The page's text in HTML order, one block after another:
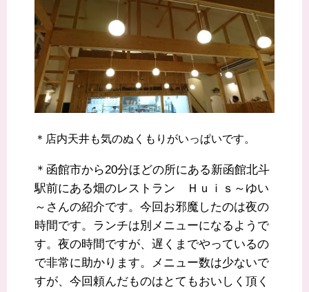
＊店内天井も気のぬくもりがいっぱいです。
＊函館市から20分ほどの所にある新函館北斗
駅前にある畑のレストラン Ｈｕｉｓ～ゆい
～さんの紹介です。今回お邪魔したのは夜の
時間です。ランチは別メニューになるようで
す。夜の時間ですが、遅くまでやっているの
で非常に助かります。メニュー数は少ないで
すが、今回頼んだものはとてもおいしく頂く